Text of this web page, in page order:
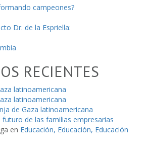
campeones?
Dr. de la Espriella:
RECIENTES
latinoamericana
latinoamericana
de Gaza latinoamericana
futuro de las familias empresarias
en Educación, Educación, Educación